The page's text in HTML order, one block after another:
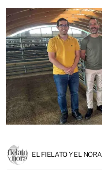
EL FIELATO Y EL NORA